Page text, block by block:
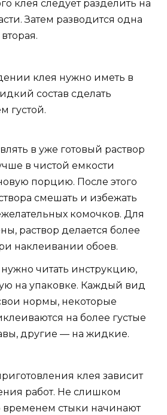
клея следует разделить на
Затем разводится одна
клея нужно иметь в
состав сделать
густой.
в уже готовый раствор
в чистой емкости
порцию. После этого
смешать и избежать
комочков. Для
раствор делается более
наклеивании обоев.
читать инструкцию,
на упаковке. Каждый вид
нормы, некоторые
на более густые
другие — на жидкие.
клея зависит
работ. Не слишком
временем стыки начинают